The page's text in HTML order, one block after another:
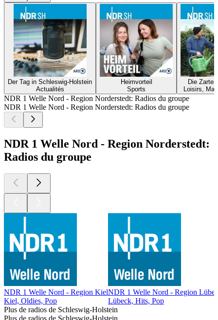
Der Tag in Schleswig-Holstein
Actualités
Heimvorteil
Sports
Die
Loisirs,
NDR 1 Welle Nord - Region Norderstedt: Radios du groupe
NDR 1 Welle Nord - Region Norderstedt: Radios du groupe
NDR 1 Welle Nord - Region Norderstedt:
Radios du groupe
NDR 1 Welle Nord - Region Kiel
Kiel, Oldies, Pop
NDR 1 Welle Nord - Region
Lübeck, Hits, Pop
Plus de radios de Schleswig-Holstein
Plus de radios de Schleswig-Holstein